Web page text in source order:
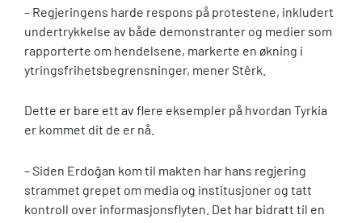
– Regjeringens harde respons på protestene, inkludert
undertrykkelse av både demonstranter og medier som
rapporterte om hendelsene, markerte en økning i
ytringsfrihetsbegrensninger, mener Stêrk.
Dette er bare ett av flere eksempler på hvordan Tyrkia
er kommet dit de er nå.
– Siden Erdoğan kom til makten har hans regjering
strammet grepet om media og institusjoner og tatt
kontroll over informasjonsflyten. Det har bidratt til en